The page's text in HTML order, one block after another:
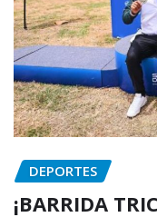
DEPORTES
¡BARRIDA